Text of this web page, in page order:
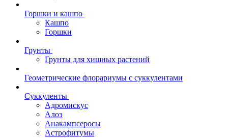
Горшки и кашпо
Кашпо
Горшки
Грунты
Грунты для хищных растений
Геометрические флорариумы с суккулентами
Суккуленты
Адромискус
Алоэ
Анакампсеросы
Астрофитумы